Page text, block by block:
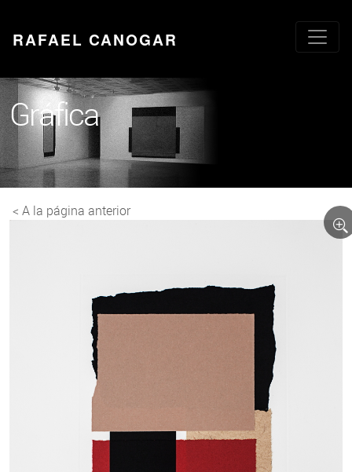
RAFAEL CANOGAR
Gráfica
< A la página anterior